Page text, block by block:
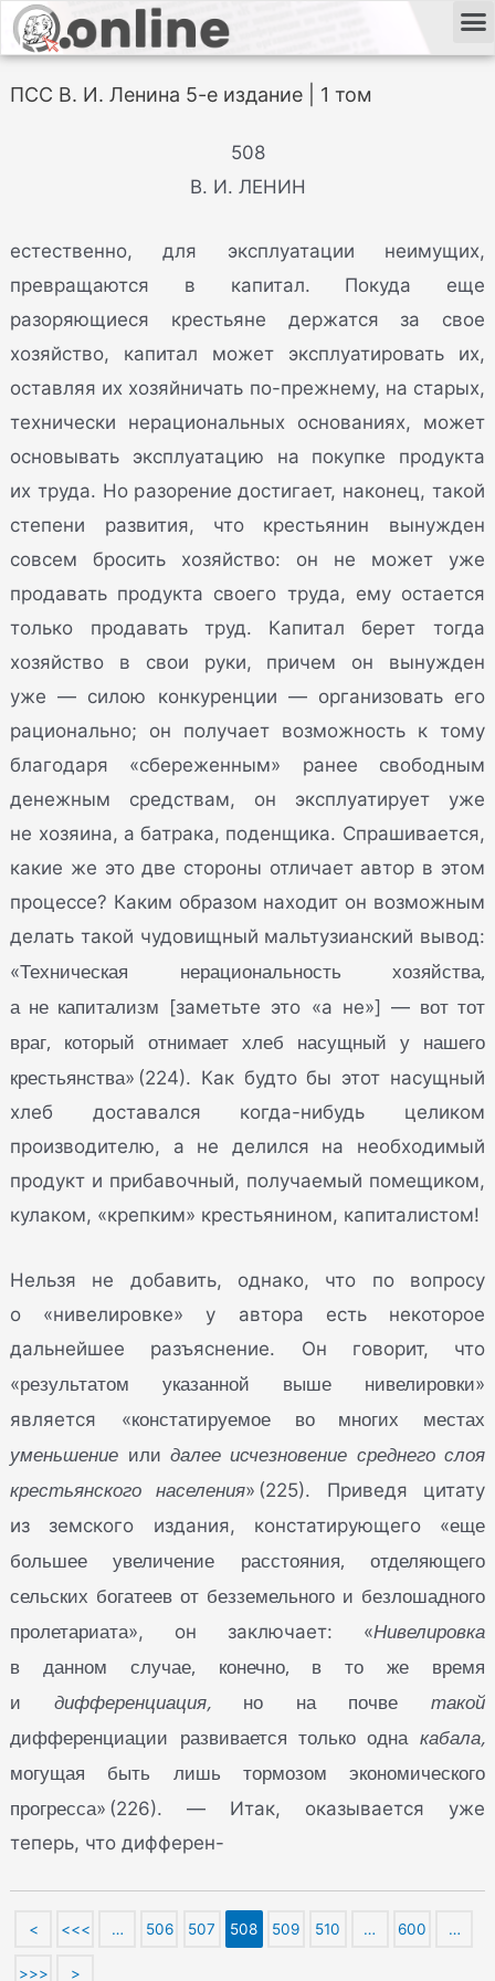
ПСС В. И. Ленина 5-е издание | 1 том
508
В. И. ЛЕНИН
естественно, для эксплуатации неимущих,
превращаются в капитал. Покуда еще
разоряющиеся крестьяне держатся за свое
хозяйство, капитал может эксплуатировать их,
оставляя их хозяйничать по-прежнему, на старых,
технически нерациональных основаниях, может
основывать эксплуатацию на покупке продукта
их труда. Но разорение достигает, наконец, такой
степени развития, что крестьянин вынужден
совсем бросить хозяйство: он не может уже
продавать продукта своего труда, ему остается
только продавать труд. Капитал берет тогда
хозяйство в свои руки, причем он вынужден
уже — силою конкуренции — организовать его
рационально; он получает возможность к тому
благодаря «сбереженным» ранее свободным
денежным средствам, он эксплуатирует уже
не хозяина, а батрака, поденщика. Спрашивается,
какие же это две стороны отличает автор в этом
процессе? Каким образом находит он возможным
делать такой чудовищный мальтузианский вывод:
«Техническая нерациональность хозяйства,
а не капитализм [заметьте это «а не»] — вот тот
враг, который отнимает хлеб насущный у нашего
крестьянства» (224). Как будто бы этот насущный
хлеб доставался когда-нибудь целиком
производителю, а не делился на необходимый
продукт и прибавочный, получаемый помещиком,
кулаком, «крепким» крестьянином, капиталистом!
Нельзя не добавить, однако, что по вопросу
о «нивелировке» у автора есть некоторое
дальнейшее разъяснение. Он говорит, что
«результатом указанной выше нивелировки»
является «констатируемое во многих местах
уменьшение или далее исчезновение среднего слоя
крестьянского населения» (225). Приведя цитату
из земского издания, констатирующего «еще
большее увеличение расстояния, отделяющего
сельских богатеев от безземельного и безлошадного
пролетариата», он заключает: «Нивелировка
в данном случае, конечно, в то же время
и дифференциация,но на почве такой
дифференциации развивается только одна кабала,
могущая быть лишь тормозом экономического
прогресса» (226). — Итак, оказывается уже
теперь, что дифферен-
< <<< … 506 507 508 509 510 … 600 …
>>> >